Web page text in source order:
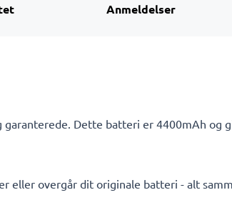
Anmeldelser
Dette batteri er 4400mAh og
eller overgår dit originale batteri - alt